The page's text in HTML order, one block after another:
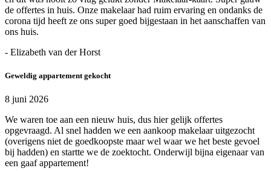
de offertes in huis. Onze makelaar had ruim ervaring en ondanks de
corona tijd heeft ze ons super goed bijgestaan in het aanschaffen van
ons huis.
- Elizabeth van der Horst
Geweldig appartement gekocht
8 juni 2026
We waren toe aan een nieuw huis, dus hier gelijk offertes
opgevraagd. Al snel hadden we een aankoop makelaar uitgezocht
(overigens niet de goedkoopste maar wel waar we het beste gevoel
bij hadden) en startte we de zoektocht. Onderwijl bijna eigenaar van
een gaaf appartement!